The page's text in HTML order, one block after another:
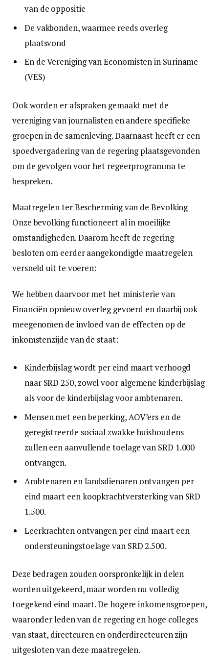
van de oppositie
De vakbonden, waarmee reeds overleg
plaatsvond
En de Vereniging van Economisten in Suriname
(VES)
Ook worden er afspraken gemaakt met de
vereniging van journalisten en andere specifieke
groepen in de samenleving. Daarnaast heeft er een
spoedvergadering van de regering plaatsgevonden
om de gevolgen voor het regeerprogramma te
bespreken.
Maatregelen ter Bescherming van de Bevolking
Onze bevolking functioneert al in moeilijke
omstandigheden. Daarom heeft de regering
besloten om eerder aangekondigde maatregelen
versneld uit te voeren:
We hebben daarvoor met het ministerie van
Financiën opnieuw overleg gevoerd en daarbij ook
meegenomen de invloed van de effecten op de
inkomstenzijde van de staat:
Kinderbijslag wordt per eind maart verhoogd
naar SRD 250, zowel voor algemene kinderbijslag
als voor de kinderbijslag voor ambtenaren.
Mensen met een beperking, AOV’ers en de
geregistreerde sociaal zwakke huishoudens
zullen een aanvullende toelage van SRD 1.000
ontvangen.
Ambtenaren en landsdienaren ontvangen per
eind maart een koopkrachtversterking van SRD
1.500.
Leerkrachten ontvangen per eind maart een
ondersteuningstoelage van SRD 2.500.
Deze bedragen zouden oorspronkelijk in delen
worden uitgekeerd, maar worden nu volledig
toegekend eind maart. De hogere inkomensgroepen,
waaronder leden van de regering en hoge colleges
van staat, directeuren en onderdirecteuren zijn
uitgesloten van deze maatregelen.